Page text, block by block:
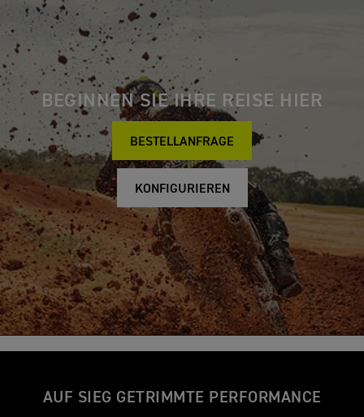
BEGINNEN SIE IHRE REISE HIER
BESTELLANFRAGE
KONFIGURIEREN
AUF SIEG GETRIMMTE PERFORMANCE